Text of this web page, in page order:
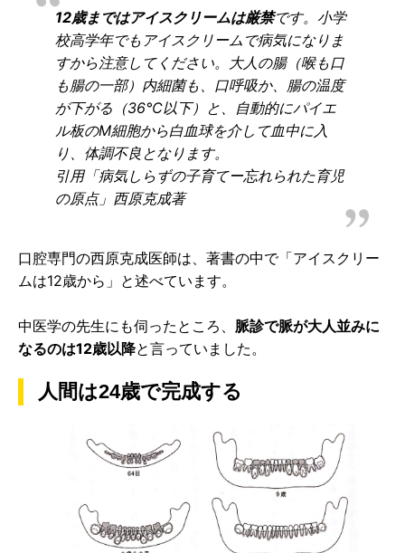
12歳まではアイスクリームは厳禁です。小学
校高学年でもアイスクリームで病気になりま
すから注意してください。大人の腸（喉も口
も腸の一部）内細菌も、口呼吸か、腸の温度
が下がる（36℃以下）と、自動的にパイエ
ル板のM細胞から白血球を介して血中に入
り、体調不良となります。
引用「病気しらずの子育てー忘れられた育児
の原点」西原克成著
口腔専門の西原克成医師は、著書の中で「アイスクリー
ムは12歳から」と述べています。
中医学の先生にも伺ったところ、 脈診で脈が大人並みに
なるのは12歳以降と言っていました。
人間は24歳で完成する